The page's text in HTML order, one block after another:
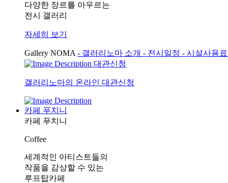
다양한 장르를 아우르는
전시 갤러리
자세히 보기
Gallery NOMA - 갤러리노마 소개 - 전시일정 - 시설사용
대관신청
갤러리노마의 온라인 대관신청
카페 푸치니
카페 푸치니
Coffee
세계적인 아티스트들의
작품을 감상할 수 있는
루프탑카페